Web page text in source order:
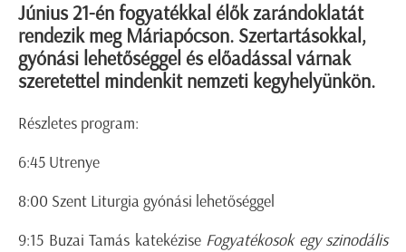
Június 21-én fogyatékkal élők zarándoklatát
rendezik meg Máriapócson. Szertartásokkal,
gyónási lehetőséggel és előadással várnak
szeretettel mindenkit nemzeti kegyhelyünkön.
Részletes program:
6:45 Utrenye
8:00 Szent Liturgia gyónási lehetőséggel
9:15 Buzai Tamás katekézise Fogyatékosok egy szinodális